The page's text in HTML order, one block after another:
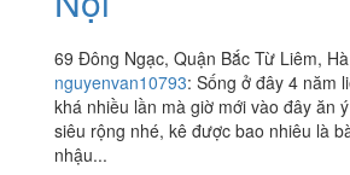
69 Đông Ngạc, Quận Bắc Từ Liêm,
nguyenvan10793: Sống ở đây 4 năm
khá nhiều lần mà giờ mới vào đây ăn
siêu rộng nhé, kê được bao nhiêu là
nhậu...